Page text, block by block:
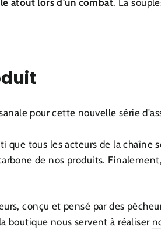
pour cette nouvelle série
que tous les acteurs de la chaîne
de nos produits.
conçu et pensé par des
boutique nous servent à réaliser